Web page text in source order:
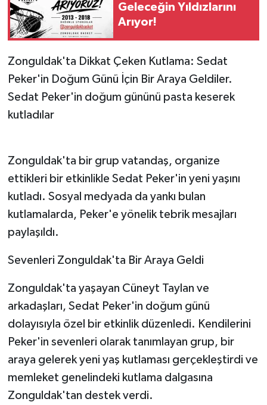
Geleceğin Yıldızlarını
Arıyor!
Zonguldak'ta Dikkat Çeken Kutlama: Sedat
Peker'in Doğum Günü İçin Bir Araya Geldiler.
Sedat Peker'in doğum gününü pasta keserek
kutladılar
​Zonguldak'ta bir grup vatandaş, organize
ettikleri bir etkinlikle Sedat Peker'in yeni yaşını
kutladı. Sosyal medyada da yankı bulan
kutlamalarda, Peker'e yönelik tebrik mesajları
paylaşıldı.
​Sevenleri Zonguldak'ta Bir Araya Geldi
​Zonguldak'ta yaşayan Cüneyt Taylan ve
arkadaşları, Sedat Peker'in doğum günü
dolayısıyla özel bir etkinlik düzenledi. Kendilerini
Peker'in sevenleri olarak tanımlayan grup, bir
araya gelerek yeni yaş kutlaması gerçekleştirdi ve
memleket genelindeki kutlama dalgasına
Zonguldak'tan destek verdi.